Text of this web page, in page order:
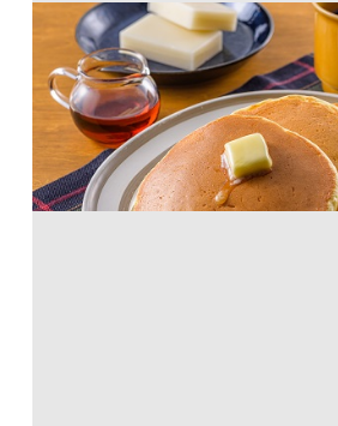
ふんわりもっちりホット
ホットケーキミックス